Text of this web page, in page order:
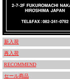
新入荷
再入荷
RECOMMEND
セール商品